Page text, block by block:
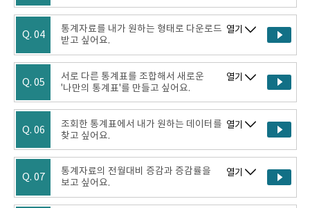
Q. 04
통계자료를 내가 원하는 형태로 다운로드
받고 싶어요.
열기
Q. 05
서로 다른 통계표를 조합해서 새로운
'나만의 통계표'를 만들고 싶어요.
열기
Q. 06
조회한 통계표에서 내가 원하는 데이터를
찾고 싶어요.
열기
Q. 07
통계자료의 전월대비 증감과 증감률을
보고 싶어요.
열기